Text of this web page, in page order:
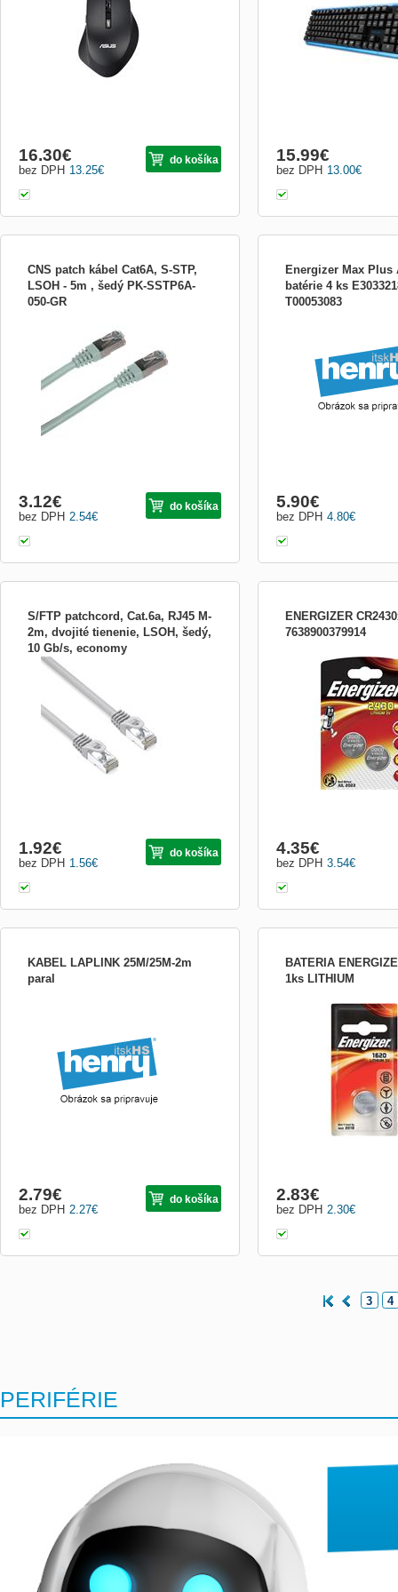
13.25€
bez DPH
16.30€ do košíka
klávesami, ktoré sú
dotyk. Plávajúci design
design kláves prináša
13.00€
bez DPH
15.99€
CNS patch kábel Cat6A, S-STP,
LSOH - 5m , šedý PK-SSTP6A-
050-GR
2.54€
bez DPH
3.12€ do košíka
Energizer Max Plus
batérie 4 ks
T00053083
AA/LR6 s max výkonom
použitie a do
odberom energie
extra dlhou životnosťou,
4.80€
bez DPH
5.90€
S/FTP patchcord, Cat.6a, RJ45 M-
2m, dvojité tienenie, LSOH, šedý,
10 Gb/s, economy
S/FTP kábel Cat. 6A – 2 m, šedý
Prepojovací kábel pre 10Gb počítačové
siete. Slúži napríklad pre prepojenie PC s
prepínačom. Parametre: * Konektory:
RJ45 M – RJ45 M * Kategórie: 6A * Pre
počítačovú sieť: 10/100/1000/10000 Mbit *
Dĺžka: 2 m * Materiál: ...
1.56€
bez DPH
1.92€ do košíka
ENERGIZER
7638900379914
CR2430 Lítiová
3V, 2ks v balení
3.54€
bez DPH
4.35€
KABEL LAPLINK 25M/25M-2m
paral
2.27€
bez DPH
2.79€ do košíka
BATERIA
1ks LITHIUM
Lítiová batéria CR1620,
2.30€
bez DPH
2.83€
3 4
PERIFÉRIE